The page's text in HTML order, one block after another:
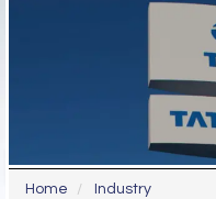
Home
Industry